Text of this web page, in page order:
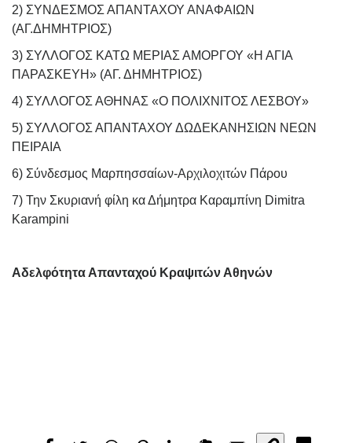
2) ΣΥΝΔΕΣΜΟΣ ΑΠΑΝΤΑΧΟΥ ΑΝΑΦΑΙΩΝ
(ΑΓ.ΔΗΜΗΤΡΙΟΣ)
3) ΣΥΛΛΟΓΟΣ ΚΑΤΩ ΜΕΡΙΑΣ ΑΜΟΡΓΟΥ «Η ΑΓΙΑ
ΠΑΡΑΣΚΕΥΗ» (ΑΓ. ΔΗΜΗΤΡΙΟΣ)
4) ΣΥΛΛΟΓΟΣ ΑΘΗΝΑΣ «Ο ΠΟΛΙΧΝΙΤΟΣ ΛΕΣΒΟΥ»
5) ΣΥΛΛΟΓΟΣ ΑΠΑΝΤΑΧΟΥ ΔΩΔΕΚΑΝΗΣΙΩΝ ΝΕΩΝ
ΠΕΙΡΑΙΑ
6) Σύνδεσμος Μαρπησσαίων-Αρχιλοχιτών Πάρου
7) Την Σκυριανή φίλη κα Δήμητρα Καραμπίνη Dimitra
Karampini
Αδελφότητα Απανταχού Κραψιτών Αθηνών